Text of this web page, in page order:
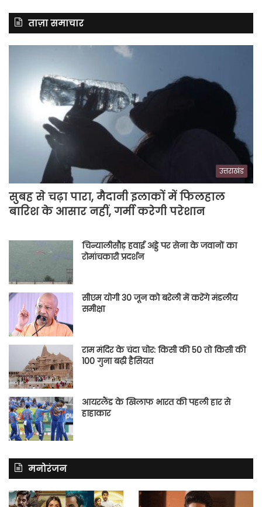
ताज़ा समाचार
उत्तराखंड
सुबह से चढ़ा पारा, मैदानी इलाकों में फिलहाल
बारिश के आसार नहीं, गर्मी करेगी परेशान
चिन्यालीसौड़ हवाई अड्डे पर सेना के जवानों का
रोमांचकारी प्रदर्शन
सीएम योगी 30 जून को बरेली में करेंगे मंडलीय
समीक्षा
राम मंदिर के चंदा चोर: किसी की 50 तो किसी की
100 गुना बढ़ी हैसियत
आयरलैंड के खिलाफ भारत की पहली हार से
हाहाकार
मनोरंजन